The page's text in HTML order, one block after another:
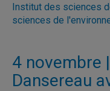
Institut des sciences
sciences de
4 novembre
Dansereau